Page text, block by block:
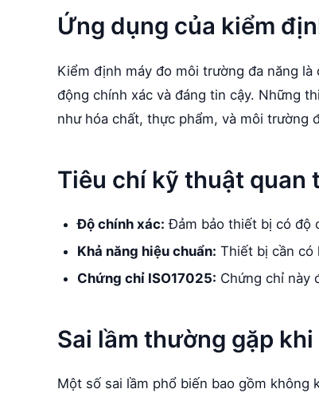
Ứng dụng của kiểm
Kiểm định máy đo môi trường đa năng
động chính xác và đáng tin cậy. Những
như hóa chất, thực phẩm, và môi trường
Tiêu chí kỹ thuật quan
Độ chính xác: Đảm bảo thiết bị có độ
Khả năng hiệu chuẩn: Thiết bị cần có
Chứng chỉ ISO17025: Chứng chỉ này
Sai lầm thường gặp
Một số sai lầm phổ biến bao gồm không